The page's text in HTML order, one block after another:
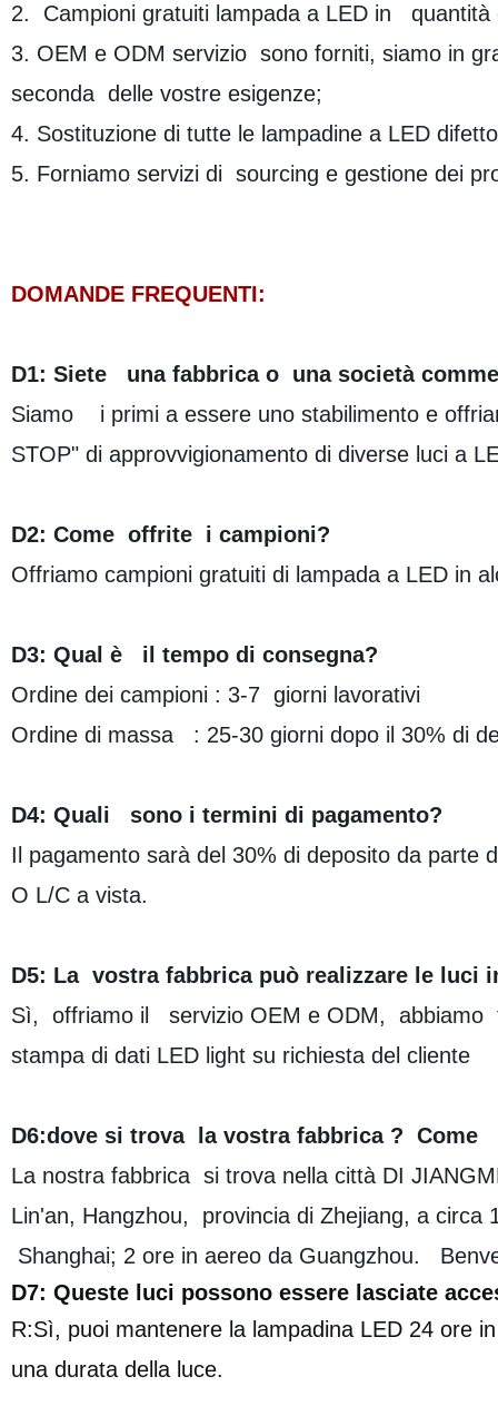
2. Campioni gratuiti lampada a LED in quantità
3. OEM e ODM servizio sono forniti, siamo in
seconda delle vostre esigenze;
4. Sostituzione di tutte le lampadine a LED
5. Forniamo servizi di sourcing e gestione dei
DOMANDE FREQUENTI:
D1: Siete una fabbrica o una società
Siamo i primi a essere uno stabilimento e
STOP" di approvvigionamento di diverse luci a
D2: Come offrite i campioni?
Offriamo campioni gratuiti di lampada a LED in
D3: Qual è il tempo di consegna?
Ordine dei campioni : 3-7 giorni lavorativi
Ordine di massa : 25-30 giorni dopo il 30% di
D4: Quali sono i termini di pagamento?
Il pagamento sarà del 30% di deposito da parte
O L/C a vista.
D5: La vostra fabbrica può realizzare le luci
Sì, offriamo il servizio OEM e ODM, abbiamo
stampa di dati LED light su richiesta del cliente
D6:dove si trova la vostra fabbrica ?
La nostra fabbrica si trova nella città DI
Lin'an, Hangzhou, provincia di Zhejiang, a circa
Shanghai; 2 ore in aereo da Guangzhou.
D7: Queste luci possono essere lasciate
R:Sì, puoi mantenere la lampadina LED 24 ore
una durata della luce.